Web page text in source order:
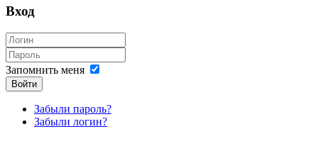
Вход
Запомнить меня
Войти
Забыли пароль?
Забыли логин?